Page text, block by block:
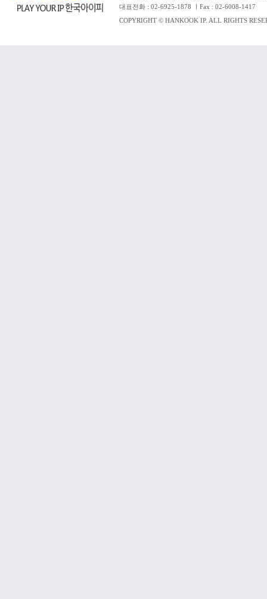
대표전화 : 02-6925-1878 ㅣFax : 02-6008-1417
COPYRIGHT © HANKOOK IP. ALL RIGHTS